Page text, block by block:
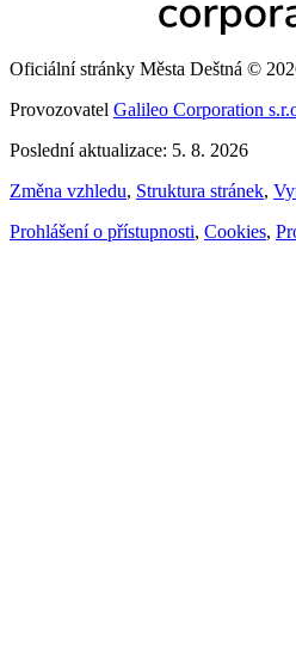
Oficiální stránky Města Deštná ©
Provozovatel Galileo Corporation
Poslední aktualizace: 5. 8. 2026
Změna vzhledu, Struktura stránek,
Prohlášení o přístupnosti, Cookies,